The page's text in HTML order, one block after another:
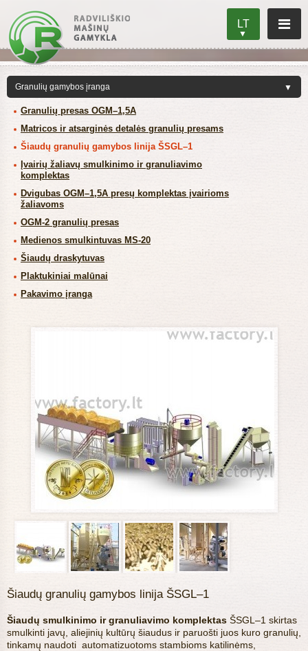
LT
Granulių presas OGM–1,5A
Matricos ir atsarginės detalės granulių presams
Šiaudų granulių gamybos linija ŠSGL–1
Įvairių žaliavų smulkinimo ir granuliavimo
komplektas
Dvigubas OGM–1,5A presų komplektas įvairioms
žaliavoms
OGM-2 granulių presas
Medienos smulkintuvas MS-20
Šiaudų draskytuvas
Plaktukiniai malūnai
Pakavimo įranga
Šiaudų granulių gamybos linija ŠSGL–1
Šiaudų smulkinimo ir granuliavimo komplektas ŠSGL–1 skirtas
smulkinti javų, aliejinių kultūrų šiaudus ir paruošti juos kuro granulių,
tinkamų naudoti automatizuotoms stambioms katilinėms,